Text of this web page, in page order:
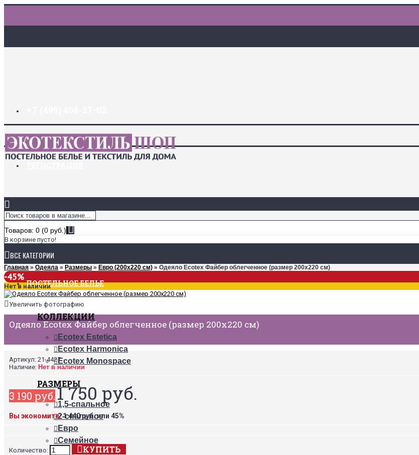
ДОСТАВКА И ОПЛАТА
ЗАКЛАДКИ (0)
ЛОГИН
Товаров: 0 (0 руб.)
В корзине пусто!
ВСЕ КАТЕГОРИИ
ПОСТЕЛЬНОЕ БЕЛЬЕ
КОЛЛЕКЦИИ
Ecotex Estetica
Ecotex Harmonica
Ecotex Monospace
РАЗМЕРЫ
1,5-спальное
2-спальное
Евро
Семейное
Главная » Одеяла » Размеры » Евро (200х220 см) » Одеяло Ecotex Файбер облегченное (размер 200х220 см)
-45%
Нет в наличии
Увеличить фотографию
Одеяло Ecotex Файбер облегченное (размер 200х220 см)
Артикул: 21-4427
Наличие: Нет в наличии
3 190 руб.1 750 руб.
Вы экономите:1 440 руб. или 45%
Количество: КУПИТЬ